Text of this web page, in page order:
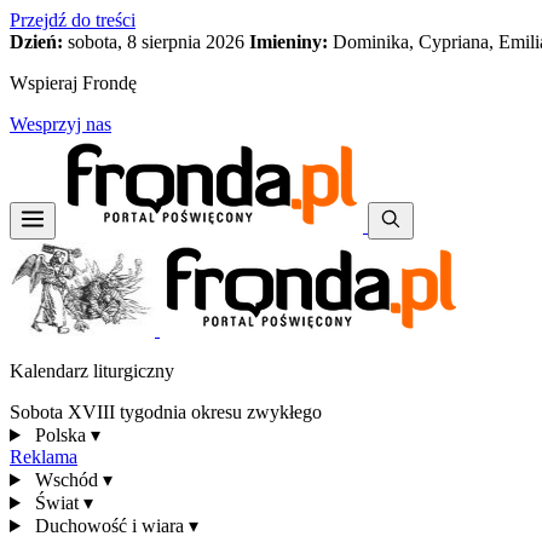
Przejdź do treści
Dzień: sobota, 8 sierpnia 2026 Imieniny: Dominika, Cypriana,
Wspieraj Frondę
Wesprzyj nas
Kalendarz liturgiczny
Sobota XVIII tygodnia okresu zwykłego
Polska ▾
Reklama
Wschód ▾
Świat ▾
Duchowość i wiara ▾